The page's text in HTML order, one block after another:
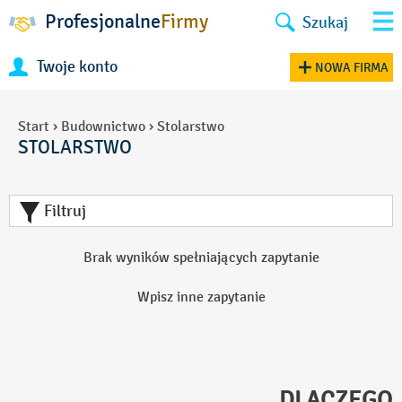
ProfesjonalneFirmy Szukaj
Twoje konto NOWA FIRMA
Start › Budownictwo › Stolarstwo
STOLARSTWO
Filtruj
Brak wyników spełniających zapytanie
Wpisz inne zapytanie